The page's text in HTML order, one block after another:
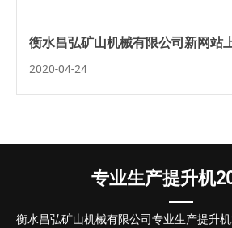
衡水昌弘矿山机械有限公司新网站
2020-04-24
专业生产提升机
衡水昌弘矿山机械有限公司专业生产提升机